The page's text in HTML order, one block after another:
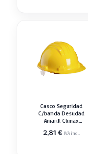
Casco Seguridad
C/banda Desudad
Amarill Climax
Antigolp
2,81€ IVA incl.